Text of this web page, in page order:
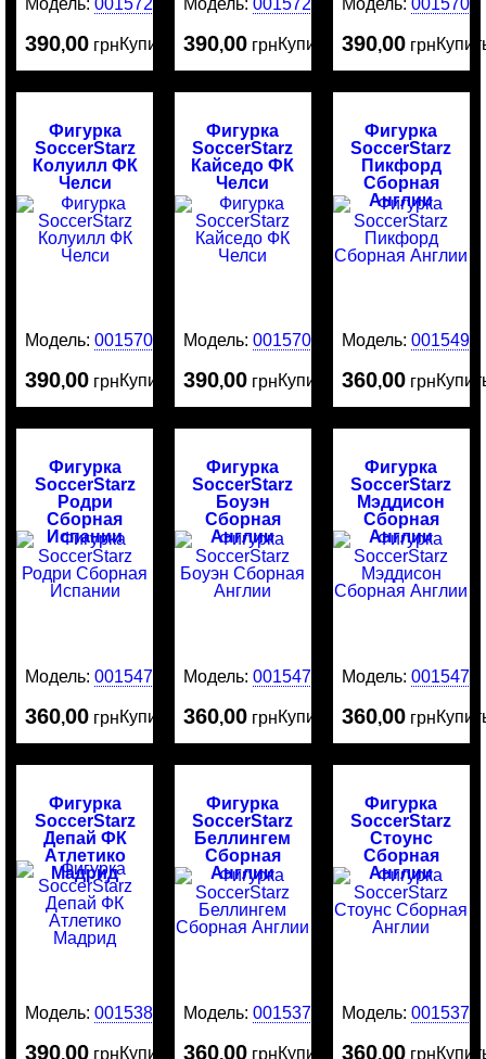
Модель:0015721
390,00 грнКупить
Модель:0015720
390,00 грнКупить
Модель: 0015708
390,00 грн
Фигурка
SoccerStarz
Колуилл ФК
Челси
Модель:0015707
390,00 грнКупить
Фигурка
SoccerStarz
Кайседо ФК
Челси
Модель:0015706
390,00 грнКупить
Фигурка
SoccerStarz
Пикфорд
Сборная
Англии
Модель: 0015491
360,00 грн
Фигурка
SoccerStarz
Родри
Сборная
Испании
Модель:0015478
360,00 грнКупить
Фигурка
SoccerStarz
Боуэн
Сборная
Англии
Модель:0015477
360,00 грнКупить
Фигурка
SoccerStarz
Мэддисон
Сборная
Англии
Модель: 0015476
360,00 грн
Фигурка
SoccerStarz
Депай ФК
Атлетико
Мадрид
Модель:0015380
390,00 грнКупить
Фигурка
SoccerStarz
Беллингем
Сборная
Англии
Модель:0015379
360,00 грнКупить
Фигурка
SoccerStarz
Стоунс
Сборная
Англии
Модель: 0015376
360,00 грн